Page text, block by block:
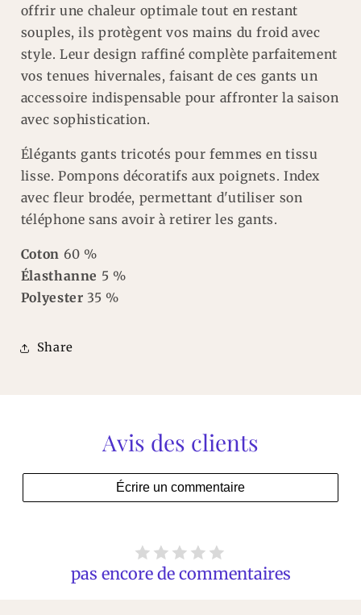
offrir une chaleur optimale tout en restant
souples, ils protègent vos mains du froid avec
style. Leur design raffiné complète parfaitement
vos tenues hivernales, faisant de ces gants un
accessoire indispensable pour affronter la saison
avec sophistication.
Élégants gants tricotés pour femmes en tissu
lisse. Pompons décoratifs aux poignets. Index
avec fleur brodée, permettant d'utiliser son
téléphone sans avoir à retirer les gants.
Coton 60 %
Élasthanne 5 %
Polyester 35 %
Share
Avis des clients
Écrire un commentaire
pas encore de commentaires